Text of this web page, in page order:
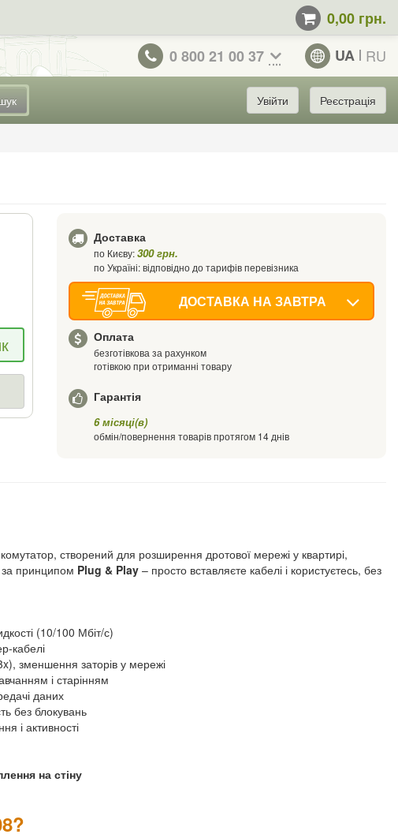
0,00 грн.
0 800 21 00 37 UA RU
Увійти Реєстрація
Доставка
по Києву:300 грн.
по Україні: відповідно до тарифів перевізника
ДОСТАВКА НА ЗАВТРА
Оплата
безготівкова за рахунком
готівкою при отриманні товару
Гарантія
6 місяці(в)
обмін/повернення товарів протягом 14 днів
створений для розширення дротової мережі у квартирі,
принципом Plug & Play – просто вставляєте кабелі і користуєтесь, без
(10/100 Мбіт/с)
кабелі
зменшення заторів у мережі
і старінням
даних
без блокувань
і активності
на стіну